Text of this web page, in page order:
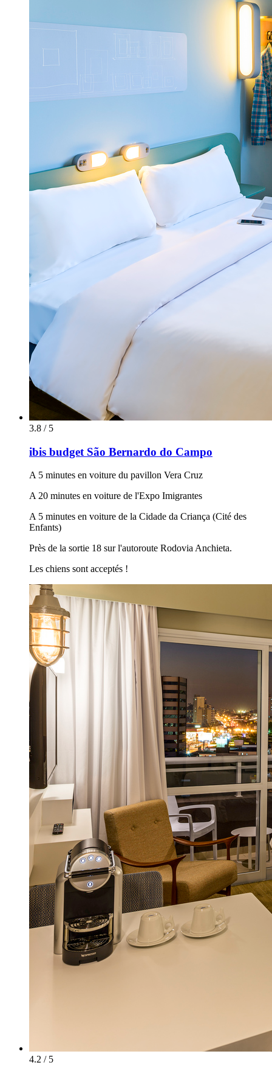
3.8 / 5
ibis budget São Bernardo do Campo
A 5 minutes en voiture du pavillon Vera Cruz
A 20 minutes en voiture de l'Expo Imigrantes
A 5 minutes en voiture de la Cidade da Criança (Cité des
Enfants)
Près de la sortie 18 sur l'autoroute Rodovia Anchieta.
Les chiens sont acceptés !
4.2 / 5